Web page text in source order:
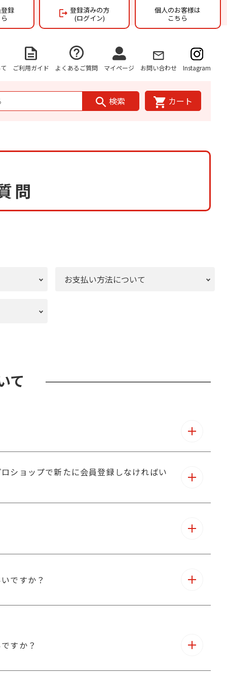
録
登録済みの方
(ログイン)
個人のお客様は
こちら
ご利用ガイド よくあるご質問 マイページ お問い合わせ Instagram
検索 カート
問
お支払い方法について
て
ショップで新たに会員登録しなければい
ですか？
すか？